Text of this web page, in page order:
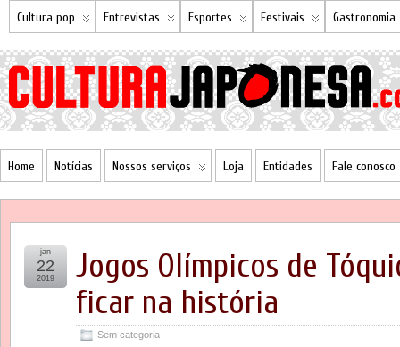
Cultura pop Entrevistas Esportes Festivais Gastronomia
Home Notícias Nossos serviços Loja Entidades Fale conosco
Jogos Olímpicos de
ficar na história
Sem categoria
jan
22
2019